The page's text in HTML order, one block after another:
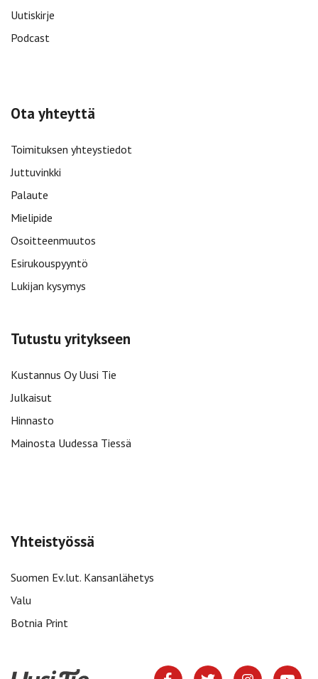
Uutiskirje
Podcast
Ota yhteyttä
Toimituksen yhteystiedot
Juttuvinkki
Palaute
Mielipide
Osoitteenmuutos
Esirukouspyyntö
Lukijan kysymys
Tutustu yritykseen
Kustannus Oy Uusi Tie
Julkaisut
Hinnasto
Mainosta Uudessa Tiessä
Yhteistyössä
Suomen Ev.lut. Kansanlähetys
Valu
Botnia Print